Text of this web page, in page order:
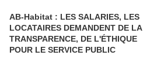
AB-Habitat : LES SALARIES, LES
LOCATAIRES DEMANDENT DE LA
TRANSPARENCE, DE L'ÉTHIQUE
POUR LE SERVICE PUBLIC